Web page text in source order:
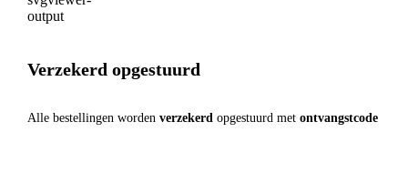
Verzekerd opgestuurd
Alle bestellingen worden verzekerd opgestuurd met ontvangstcode